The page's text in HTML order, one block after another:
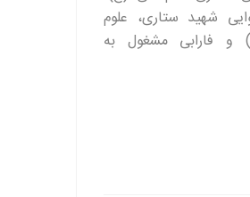
شهید ستاری، علوم
و فارابی مشغول به